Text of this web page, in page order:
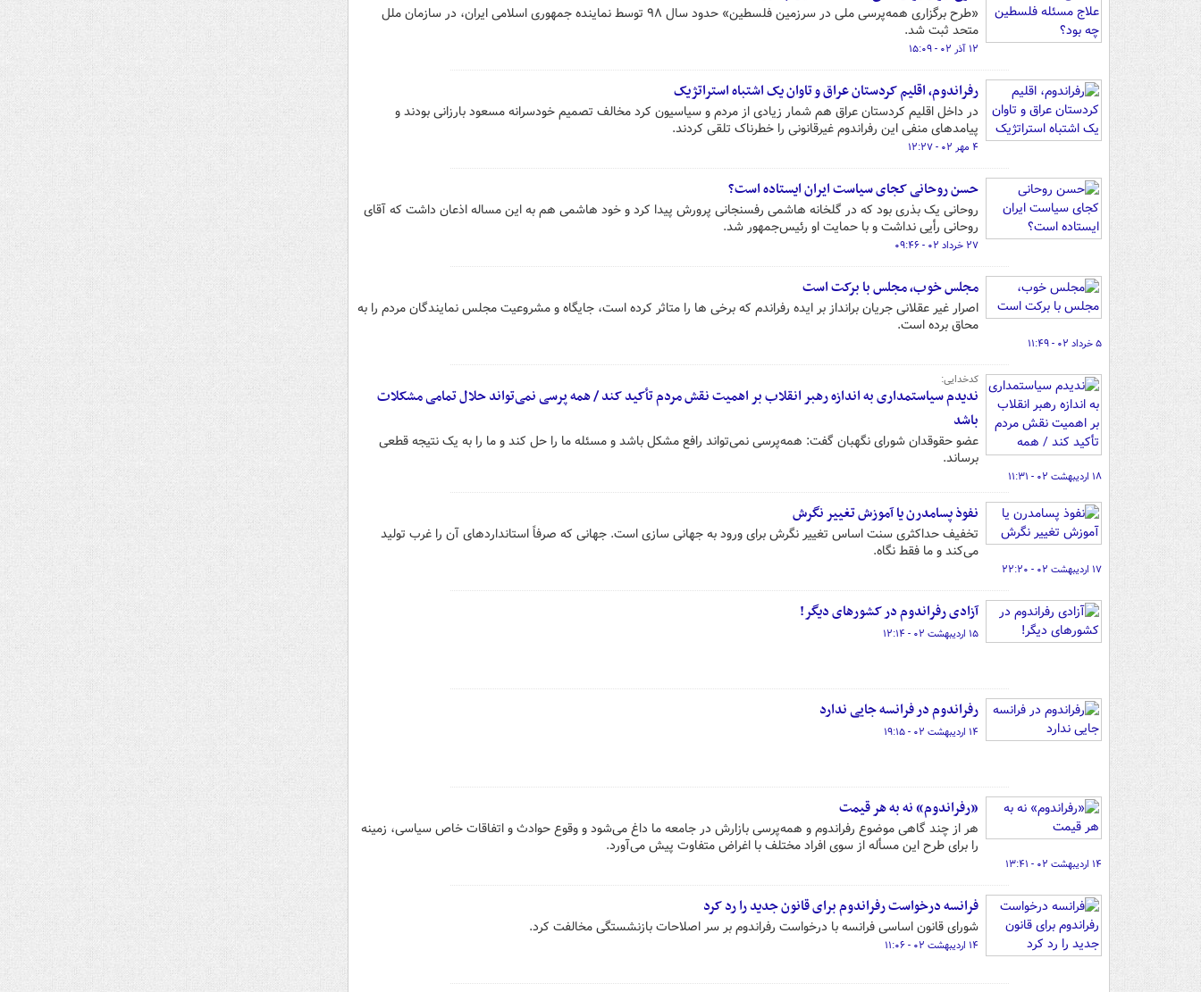
«طرح برگزاری همه‌پرسی ملی در سرزمین فلسطین» حدود سال ۹۸ توسط نماینده جمهوری اسلامی ایران، در سازمان ملل
متحد ثبت شد.
۱۲ آذر ۰۲ - ۱۵:۰۹
رفراندوم، اقلیم کردستان عراق و تاوان یک اشتباه استراتژیک
در داخل اقلیم کردستان عراق هم شمار زیادی از مردم و سیاسیون کرد مخالف تصمیم خودسرانە مسعود بارزانی بودند و
پیامدهای منفی این رفراندوم غیرقانونی را خطرناک تلقی کردند.
۴ مهر ۰۲ - ۱۲:۲۷
حسن روحانی کجای سیاست ایران ایستاده است؟
روحانی یک بذری بود که در گلخانه هاشمی رفسنجانی پرورش پیدا کرد و خود هاشمی هم به این مساله اذعان داشت که آقای
روحانی رأیی نداشت و با حمایت او رئیس‌جمهور شد.
۲۷ خرداد ۰۲ - ۰۹:۴۶
مجلس خوب، مجلس با برکت است
اصرار غیر عقلانی جریان برانداز بر ایده رفراندم که برخی ها را متاثر کرده است، جایگاه و مشروعیت مجلس نمایندگان مردم را به
محاق برده است.
۵ خرداد ۰۲ - ۱۱:۴۹
کدخدایی:
ندیدم سیاستمداری به اندازه رهبر انقلاب بر اهمیت نقش مردم تأکید کند / همه پرسی نمی‌تواند حلال تمامی مشکلات
باشد
عضو حقوقدان شورای نگهبان گفت: همه‌پرسی نمی‌تواند رافع مشکل باشد و مسئله‌ ما را حل کند و ما را به یک نتیجه‌ قطعی
برساند.
۱۸ اردیبهشت ۰۲ - ۱۱:۳۱
نفوذ پسامدرن یا آموزش تغییر نگرش
تخفیف حداکثری سنت اساس تغییر نگرش برای ورود به جهانی سازی است. جهانی که صرفاً استانداردهای آن را غرب تولید
می‌کند و ما فقط نگاه.
۱۷ اردیبهشت ۰۲ - ۲۲:۲۰
آزادی رفراندوم در کشورهای دیگر!
۱۵ اردیبهشت ۰۲ - ۱۲:۱۴
رفراندوم در فرانسه جایی ندارد
۱۴ اردیبهشت ۰۲ - ۱۹:۱۵
«رفراندوم» نه به هر قیمت
هر از چند گاهی موضوع رفراندوم و همه‌پرسی بازارش در جامعه ما داغ می‌شود و وقوع حوادث و اتفاقات خاص سیاسی، زمینه
را برای طرح این مسأله از سوی افراد مختلف با اغراض متفاوت پیش می‌آورد.
۱۴ اردیبهشت ۰۲ - ۱۳:۴۱
فرانسه درخواست رفراندوم برای قانون جدید را رد کرد
شورای قانون اساسی فرانسه با درخواست رفراندوم بر سر اصلاحات بازنشستگی مخالفت کرد.
۱۴ اردیبهشت ۰۲ - ۱۱:۰۶